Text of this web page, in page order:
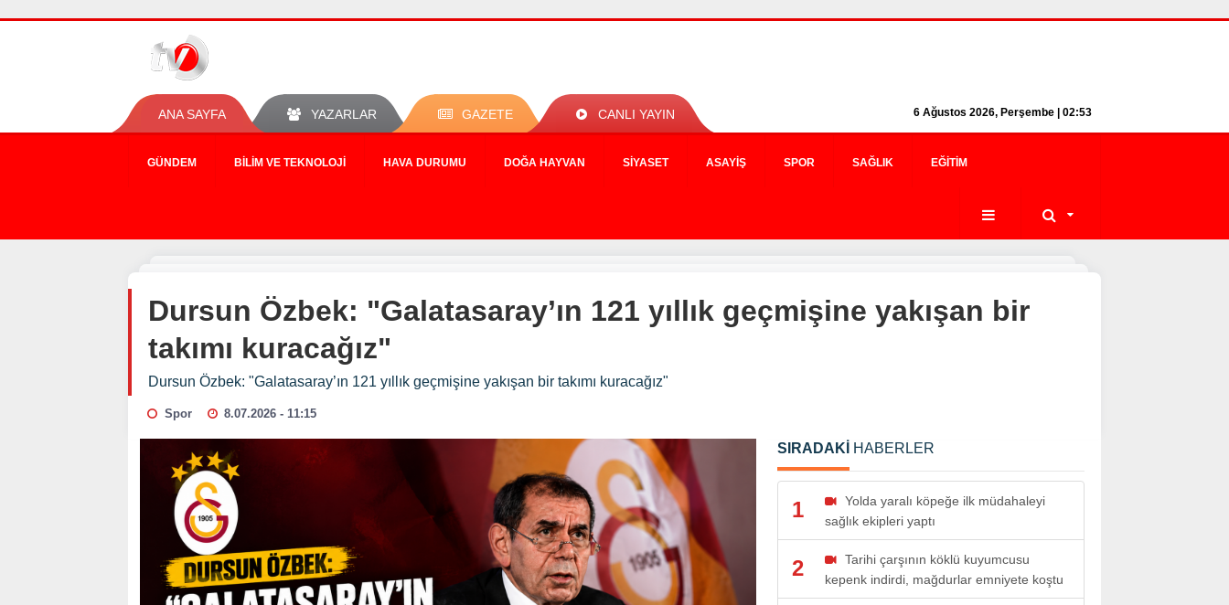
ANA SAYFA YAZARLAR GAZETE CANLI YAYIN 6 Ağustos 2026, Perşembe | 02:53
GÜNDEM BILIM VE TEKNOLOJI HAVA DURUMU DOĞA HAYVAN SIYASET ASAYIŞ SPOR SAĞLIK EĞITIM
Dursun Özbek: "Galatasaray’ın 121 yıllık geçmişine yakışan bir
takımı kuracağız"
Dursun Özbek: "Galatasaray’ın 121 yıllık geçmişine yakışan bir takımı kuracağız"
Spor 8.07.2026 - 11:15
SIRADAKİ HABERLER
1
Yolda yaralı köpeğe ilk müdahaleyi
sağlık ekipleri yaptı
2
Tarihi çarşının köklü kuyumcusu
kepenk indirdi, mağdurlar emniyete koştu